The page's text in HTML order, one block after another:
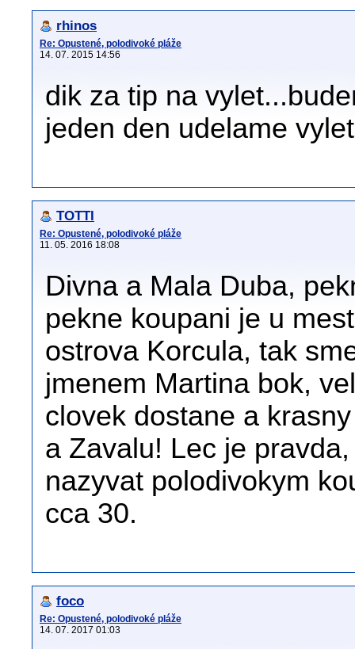
rhinos
Re: Opustené, polodivoké pláže
14. 07. 2015 14:56
dik za tip na
jeden den udelame vylet
TOTTI
Re: Opustené, polodivoké pláže
11. 05. 2016 18:08
Divna a Mala Duba,
pekne koupani je u
ostrova Korcula, tak
jmenem Martina bok,
clovek dostane a
a Zavalu! Lec je
nazyvat polodivokym
cca 30.
foco
Re: Opustené, polodivoké pláže
14. 07. 2017 01:03